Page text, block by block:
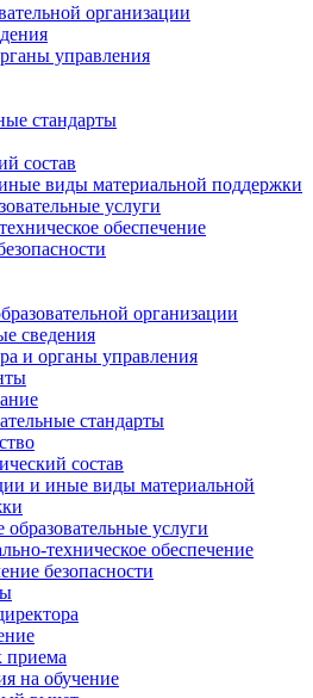
организации
управления
стандарты
состав
виды материальной поддержки
услуги
обеспечение
организации
сведения
и органы управления
стандарты
состав
и иные виды материальной
услуги
техническое обеспечение
безопасности
приема
на обучение